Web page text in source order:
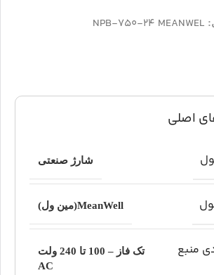
NPB-750-24 MEANWEL
اصلی
شارژ صنعتی
MeanWell(مین ول)
منبع
تک فاز – 100 تا 240 ولت
AC